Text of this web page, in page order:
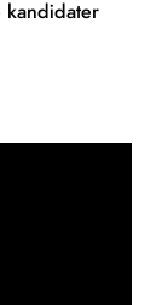
kandidater